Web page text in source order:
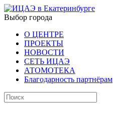
Выбор города
О ЦЕНТРЕ
ПРОЕКТЫ
НОВОСТИ
СЕТЬ ИЦАЭ
АТОМОТЕКА
Благодарность партнёрам